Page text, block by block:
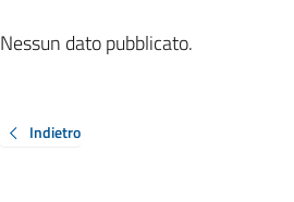
Nessun dato pubblicato.
Indietro